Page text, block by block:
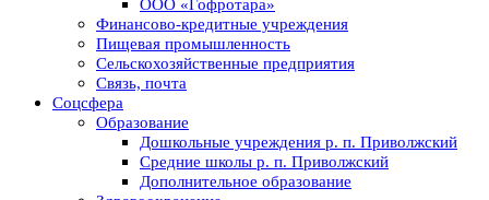
ООО «Гофротара»
Финансово-кредитные учреждения
Пищевая промышленность
Сельскохозяйственные предприятия
Связь, почта
Соцсфера
Образование
Дошкольные учреждения р. п. Приволжский
Средние школы р. п. Приволжский
Дополнительное образование